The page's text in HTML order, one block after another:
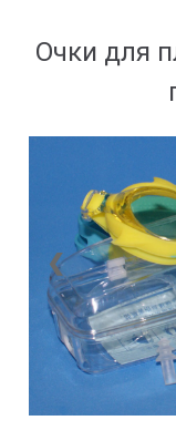
Очки для
❮